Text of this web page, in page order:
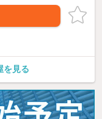
を見る